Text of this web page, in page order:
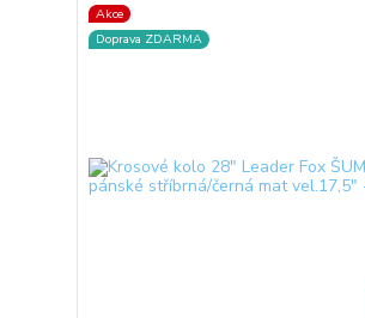
Akce
Doprava ZDARMA